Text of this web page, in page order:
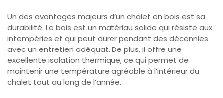
Un des avantages majeurs d’un chalet en bois est sa
durabilité. Le bois est un matériau solide qui résiste aux
intempéries et qui peut durer pendant des décennies
avec un entretien adéquat. De plus, il offre une
excellente isolation thermique, ce qui permet de
maintenir une température agréable à l’intérieur du
chalet tout au long de l’année.